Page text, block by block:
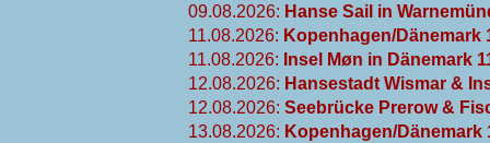
09.08.2026: Hanse Sail in
11.08.2026: Kopenhagen/Dänemark
11.08.2026: Insel Møn in Dänemark
12.08.2026: Hansestadt Wismar &
12.08.2026: Seebrücke Prerow &
13.08.2026: Kopenhagen/Dänemark